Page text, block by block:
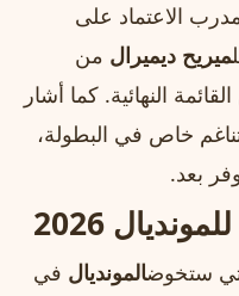
الاعتماد على
ميريح ديميرال من
النهائية. كما أشار
خاص في البطولة،
بعد.
2026
ستخوضالمونديال في